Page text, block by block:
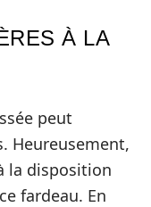
À LA
peut
Heureusement,
la disposition
fardeau. En